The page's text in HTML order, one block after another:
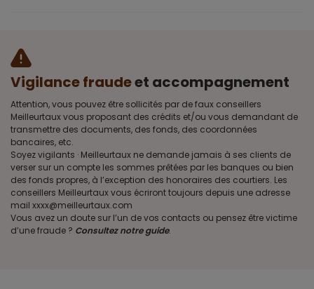
Vigilance fraudeet accompagnement
Attention, vous pouvez être sollicités par de faux conseillers
Meilleurtaux vous proposant des crédits et/ou vous demandant de
transmettre des documents, des fonds, des coordonnées
bancaires, etc.
Soyez vigilants · Meilleurtaux ne demande jamais à ses clients de
verser sur un compte les sommes prêtées par les banques ou bien
des fonds propres, à l’exception des honoraires des courtiers. Les
conseillers Meilleurtaux vous écriront toujours depuis une adresse
mail xxxx@meilleurtaux.com
Vous avez un doute sur l’un de vos contacts ou pensez être victime
d’une fraude ? Consultez notre guide.